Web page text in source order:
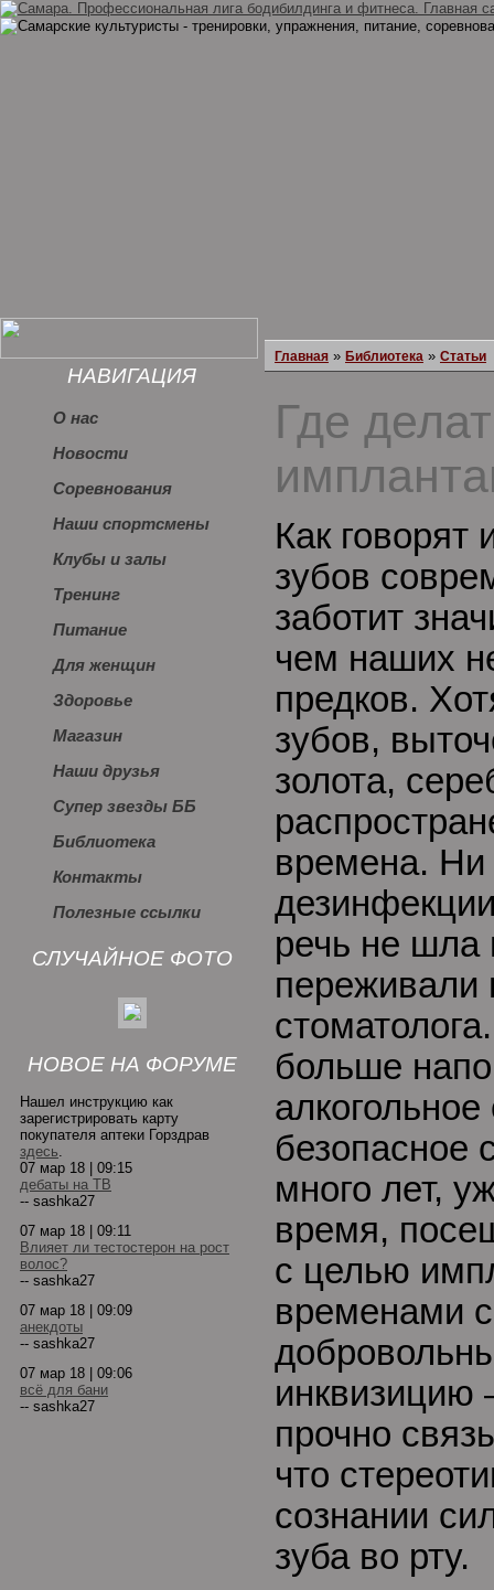
НАВИГАЦИЯ
О нас
Новости
Соревнования
Наши спортсмены
Клубы и залы
Тренинг
Питание
Для женщин
Здоровье
Магазин
Наши друзья
Супер звезды ББ
Библиотека
Контакты
Полезные ссылки
СЛУЧАЙНОЕ ФОТО
НОВОЕ НА ФОРУМЕ
Нашел инструкцию как
зарегистрировать карту
покупателя аптеки Горздрав
здесь.
07 мар 18 | 09:15
дебаты на ТВ
-- sashka27
07 мар 18 | 09:11
Влияет ли тестостерон на рост
волос?
-- sashka27
07 мар 18 | 09:09
анекдоты
-- sashka27
07 мар 18 | 09:06
всё для бани
-- sashka27
Главная » Библиотека » Статьи
Где
Как говорят
зубов
заботит
чем наших
предков.
зубов,
золота,
времена. Ни
речь не шла
переживали
больше
безопасное
много лет,
время,
с целью
временами
инквизицию
прочно
что
сознании
зуба во рту.